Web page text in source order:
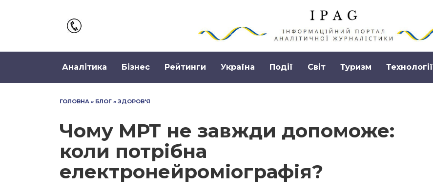
Аналітика Бізнес Рейтинги Україна Події Світ Туризм Технології
ГОЛОВНА » БЛОГ » ЗДОРОВ'Я
Чому МРТ не завжди допоможе:
коли потрібна
електронейроміографія?